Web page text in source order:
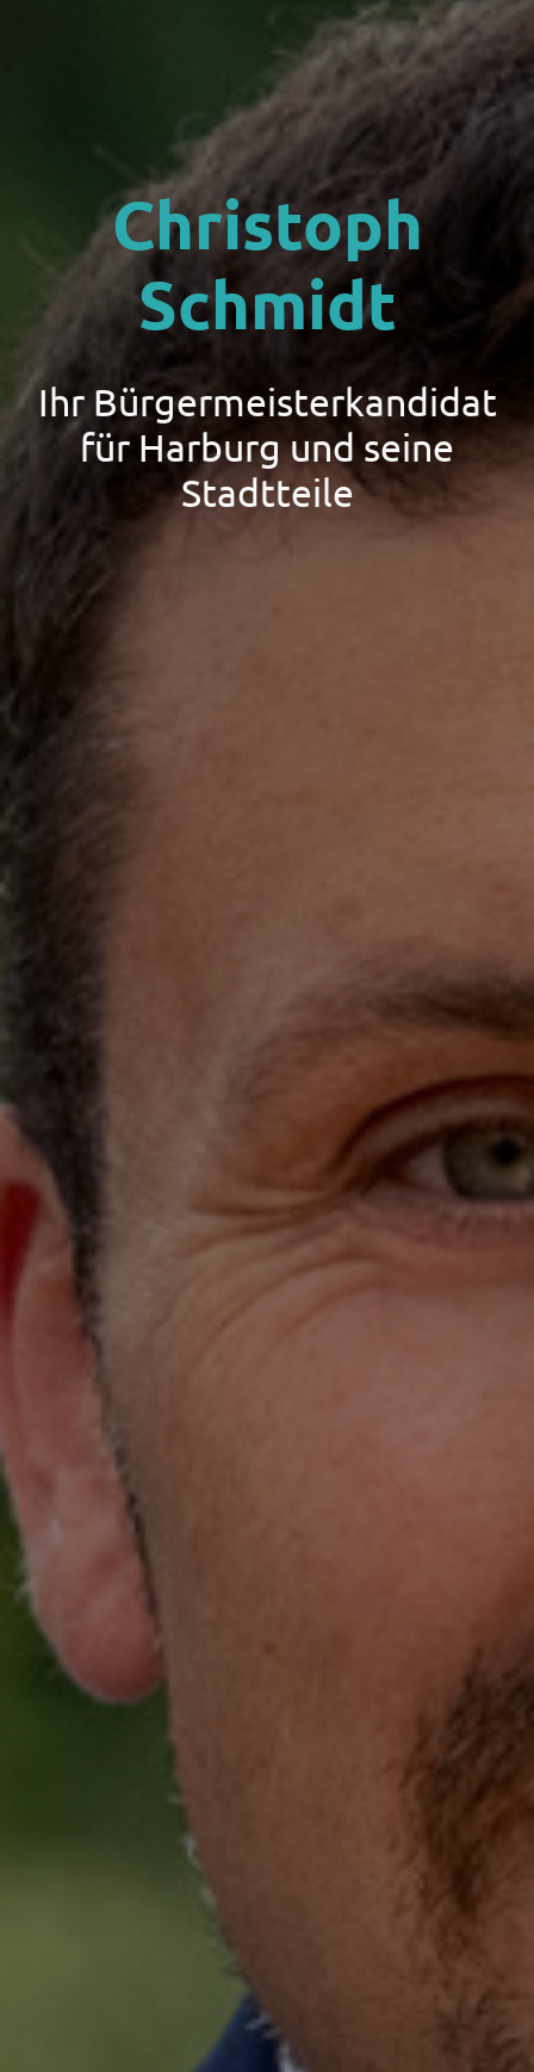
Christoph
Schmidt
Ihr Bürgermeisterkandidat
für Harburg und seine
Stadtteile